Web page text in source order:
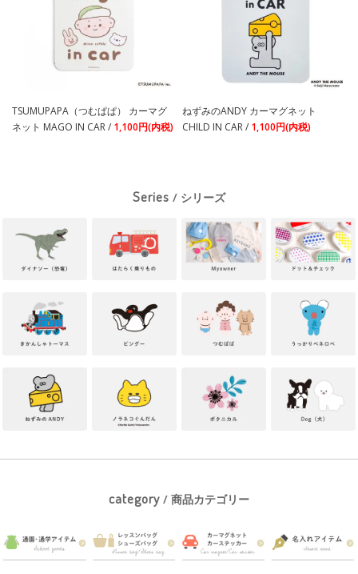
TSUMUPAPA（つむぱぱ） カーマグ
ネット MAGO IN CAR / 1,100円(内税)
ねずみのANDY カーマグネット
CHILD IN CAR / 1,100円(内税)
Series / シリーズ
category / 商品カテゴリー